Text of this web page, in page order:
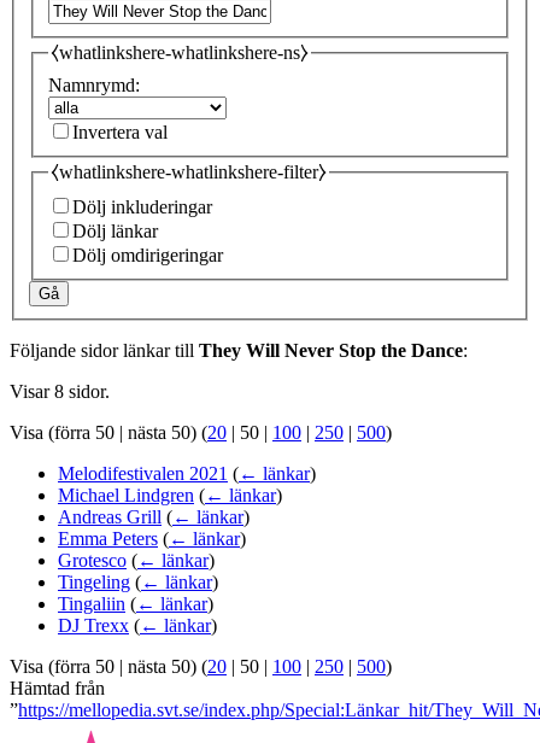
⧼whatlinkshere-whatlinkshere-ns⧽
Namnrymd:
Invertera val
⧼whatlinkshere-whatlinkshere-filter⧽
Dölj inkluderingar
Dölj länkar
Dölj omdirigeringar
Gå
Följande sidor länkar till They Will Never Stop the Dance:
Visar 8 sidor.
Visa (förra 50 | nästa 50) (20 | 50 | 100 | 250 | 500)
Melodifestivalen 2021 (← länkar)
Michael Lindgren (← länkar)
Andreas Grill (← länkar)
Emma Peters (← länkar)
Grotesco (← länkar)
Tingeling (← länkar)
Tingaliin (← länkar)
DJ Trexx (← länkar)
Visa (förra 50 | nästa 50) (20 | 50 | 100 | 250 | 500)
Hämtad från
”https://mellopedia.svt.se/index.php/Special:Länkar_hit/